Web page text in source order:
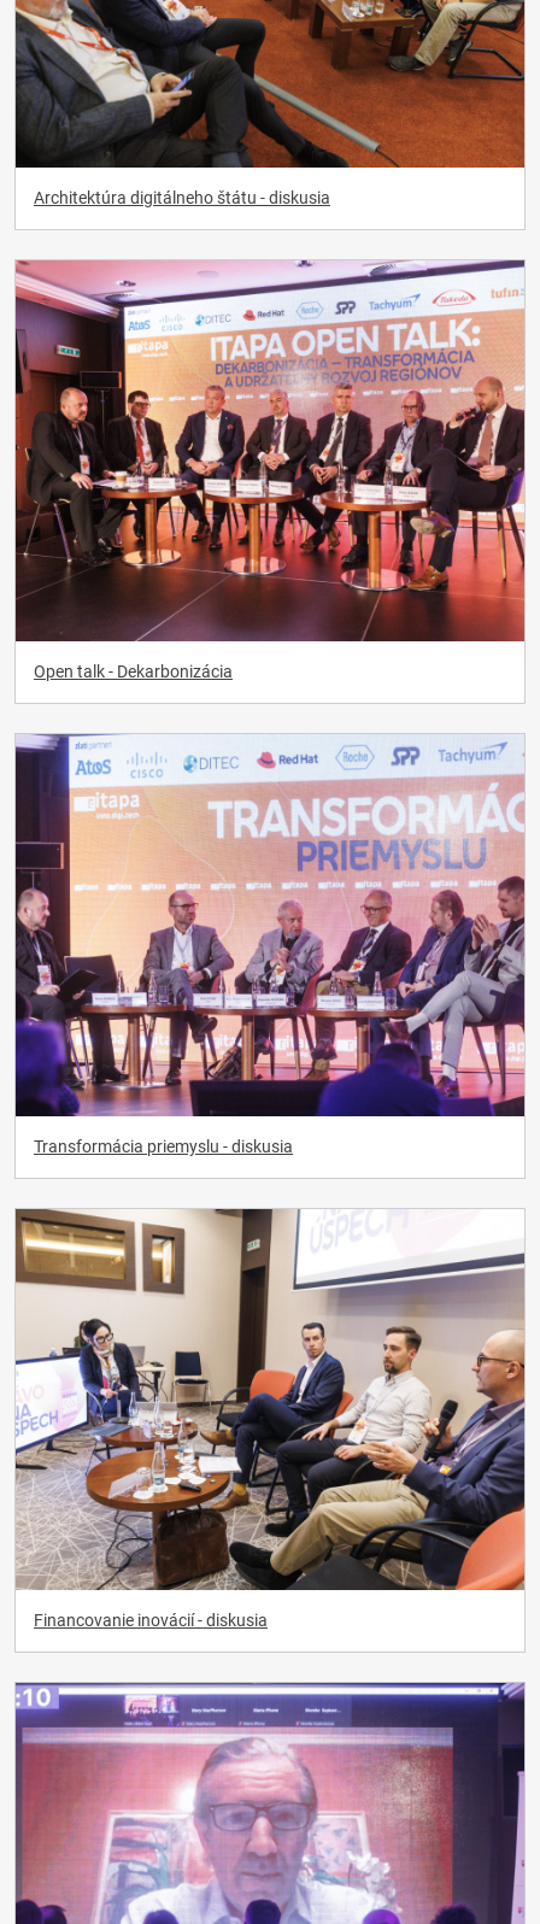
Architektúra digitálneho štátu - diskusia
Open talk - Dekarbonizácia
Transformácia priemyslu - diskusia
Financovanie inovácií - diskusia